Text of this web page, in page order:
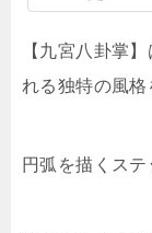
【九宮八卦掌
れる独特の風格
円弧を描くステ